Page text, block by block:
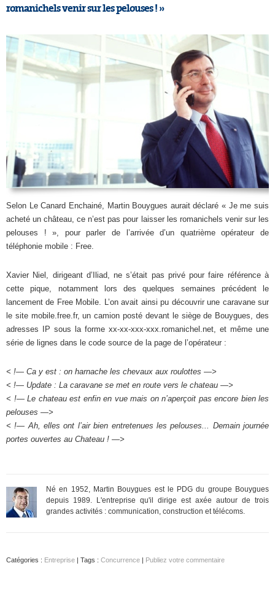
romanichels venir sur les pelouses ! »
Selon Le Canard Enchainé, Martin Bouygues aurait déclaré « Je me suis
acheté un château, ce n’est pas pour laisser les romanichels venir sur les
pelouses ! », pour parler de l’arrivée d’un quatrième opérateur de
téléphonie mobile : Free.
Xavier Niel, dirigeant d’Iliad, ne s’était pas privé pour faire référence à
cette pique, notamment lors des quelques semaines précédent le
lancement de Free Mobile. L’on avait ainsi pu découvrir une caravane sur
le site mobile.free.fr, un camion posté devant le siège de Bouygues, des
adresses IP sous la forme xx-xx-xxx-xxx.romanichel.net, et même une
série de lignes dans le code source de la page de l’opérateur :
< !— Ca y est : on harnache les chevaux aux roulottes —>
< !— Update : La caravane se met en route vers le chateau —>
< !— Le chateau est enfin en vue mais on n’aperçoit pas encore bien les
pelouses —>
< !— Ah, elles ont l’air bien entretenues les pelouses... Demain journée
portes ouvertes au Chateau ! —>
Né en 1952, Martin Bouygues est le PDG du groupe Bouygues
depuis 1989. L'entreprise qu'il dirige est axée autour de trois
grandes activités : communication, construction et télécoms.
Catégories : Entreprise | Tags : Concurrence | Publiez votre commentaire